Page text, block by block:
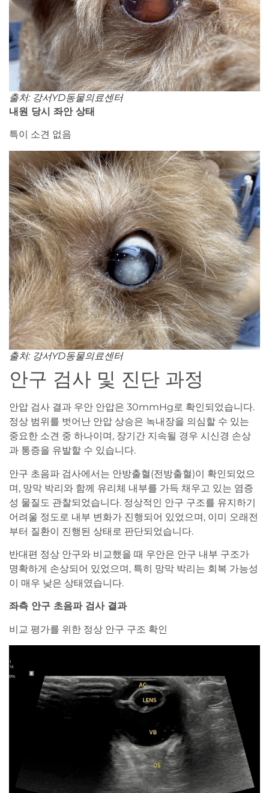
출처: 강서YD동물의료센터
내원 당시 좌안 상태
특이 소견 없음
출처: 강서YD동물의료센터
안구 검사 및 진단 과정
안압 검사 결과 우안 안압은 30mmHg로 확인되었습니다.
정상 범위를 벗어난 안압 상승은 녹내장을 의심할 수 있는
중요한 소견 중 하나이며, 장기간 지속될 경우 시신경 손상
과 통증을 유발할 수 있습니다.
안구 초음파 검사에서는 안방출혈(전방출혈)이 확인되었으
며, 망막 박리와 함께 유리체 내부를 가득 채우고 있는 염증
성 물질도 관찰되었습니다. 정상적인 안구 구조를 유지하기
어려울 정도로 내부 변화가 진행되어 있었으며, 이미 오래전
부터 질환이 진행된 상태로 판단되었습니다.
반대편 정상 안구와 비교했을 때 우안은 안구 내부 구조가
명확하게 손상되어 있었으며, 특히 망막 박리는 회복 가능성
이 매우 낮은 상태였습니다.
좌측 안구 초음파 검사 결과
비교 평가를 위한 정상 안구 구조 확인